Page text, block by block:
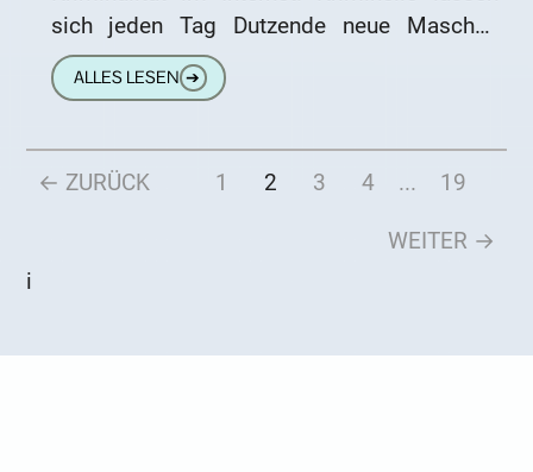
sich jeden Tag Dutzende neue Maschen
einfallen, um Dir das Geld aus
ALLES LESEN ➔
← ZURÜCK 1 2 3 4 ... 19
WEITER →
i